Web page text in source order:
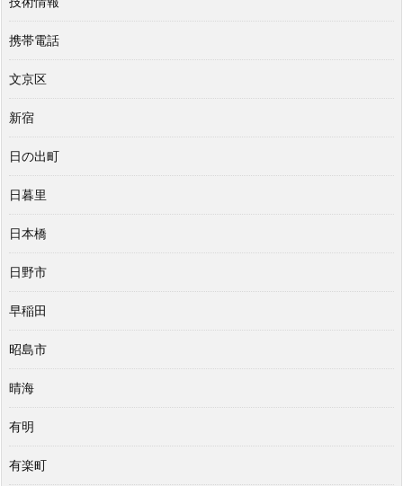
携帯電話
文京区
新宿
日の出町
日暮里
日本橋
日野市
早稲田
昭島市
晴海
有明
有楽町